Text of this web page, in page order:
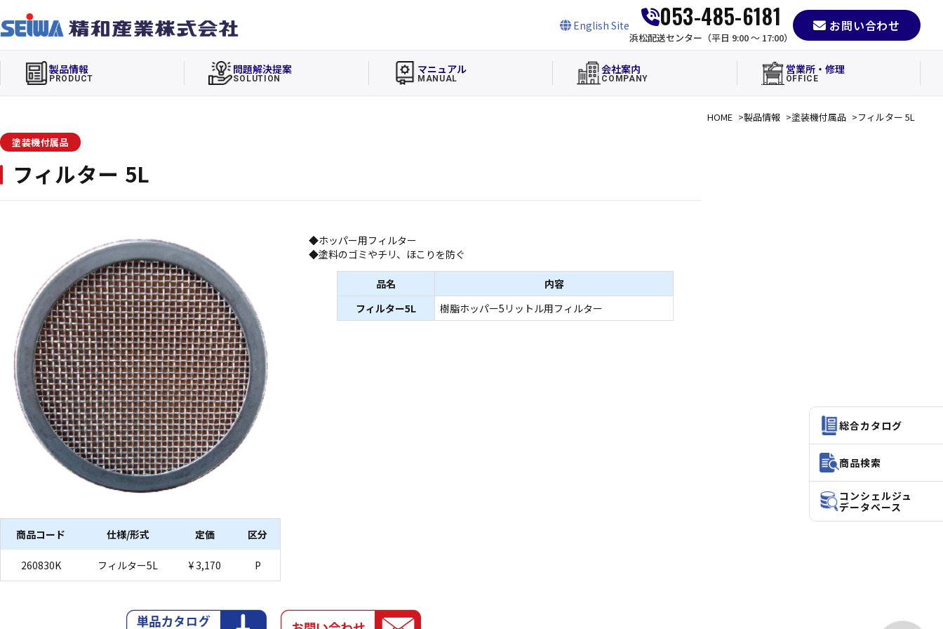
English Site 053-485-6181
浜松配送センター（平日 9:00 〜 17:00）
お問い合わせ
製品情報
PRODUCT
問題解決提案
SOLUTION
マニュアル
MANUAL
会社案内
COMPANY
営業所・修理
OFFICE
HOME 製品情報 塗装機付属品
フィルター 5L
塗装機付属品
フィルター 5L
商品コード 仕様/形式 定価 区分
260830K フィルター5L ¥ 3,170 P
◆ホッパー用フィルター
◆塗料のゴミやチリ、ほこりを防ぐ
品名
内容
フィルター5L
樹脂ホッパー5リットル用フィルター
総合カタログ
商品検索
コンシェルジュ
データベース